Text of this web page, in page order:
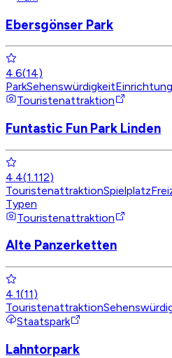
Ebersgönser Park
4.6(14)
ParkSehenswürdigkeitEinrichtung
Touristenattraktion
Funtastic Fun Park Linden
4.4(1.112)
TouristenattraktionSpielplatz
Typen
Touristenattraktion
Alte Panzerketten
4.1(11)
Touristenattraktion
Staatspark
Lahntorpark